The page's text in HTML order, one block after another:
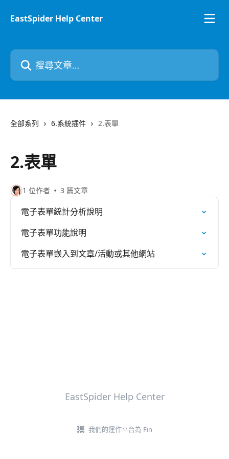
EastSpider Help Center
搜尋文章…
全部系列 6.系統插件 2.表單
2.表單
1 位作者 3 篇文章
電子表單統計分析說明
電子表單功能說明
電子表單嵌入到文章/活動或其他網站
EastSpider Help Center
我們的運作平台為 Fin